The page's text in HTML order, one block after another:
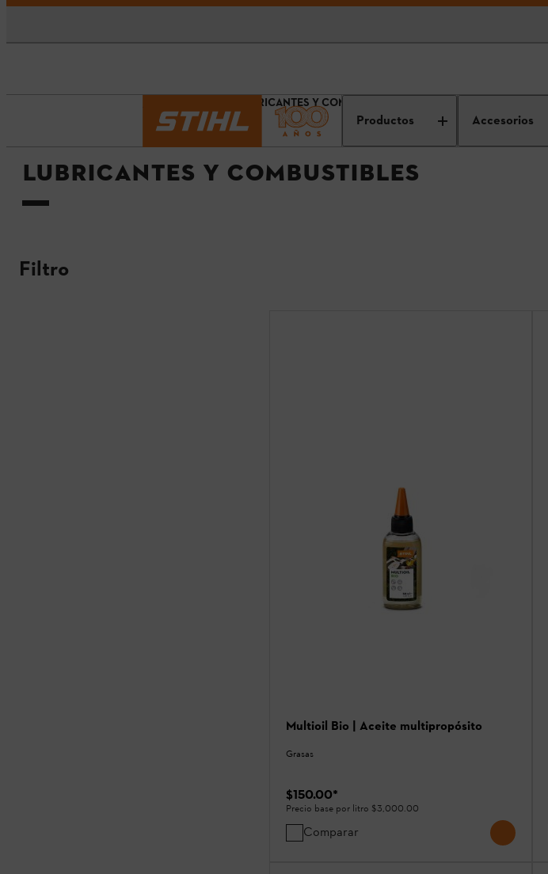
Productos Accesorios
LUBRICANTES Y COMBUSTIBLES
LUBRICANTES Y COMBUSTIBLES
Filtro
Multioil Bio | Aceite multipropósito
Grasas
$150.00*
Precio base por litro $3,000.00
Comparar